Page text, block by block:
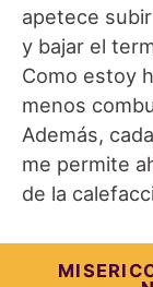
apetece
y bajar el
Como estoy
menos
Además,
me permite
de la